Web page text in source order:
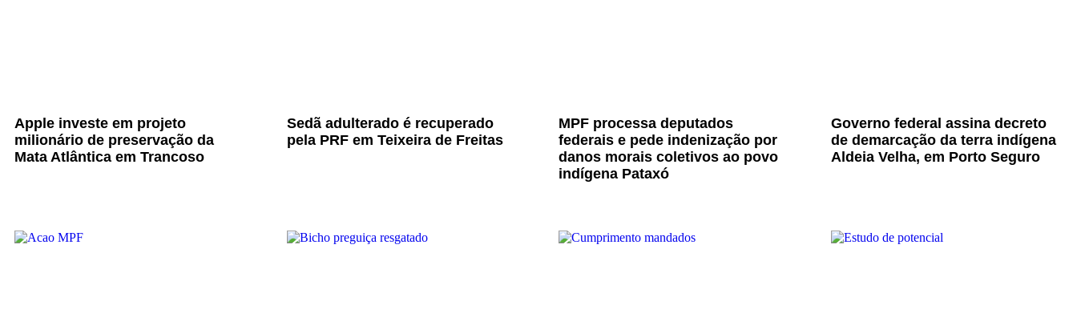
Apple investe em projeto
milionário de preservação da
Mata Atlântica em Trancoso
Sedã adulterado é recuperado
pela PRF em Teixeira de Freitas
MPF processa deputados
federais e pede indenização por
danos morais coletivos ao povo
indígena Pataxó
Governo federal assina decreto
de demarcação da terra indígena
Aldeia Velha, em Porto Seguro